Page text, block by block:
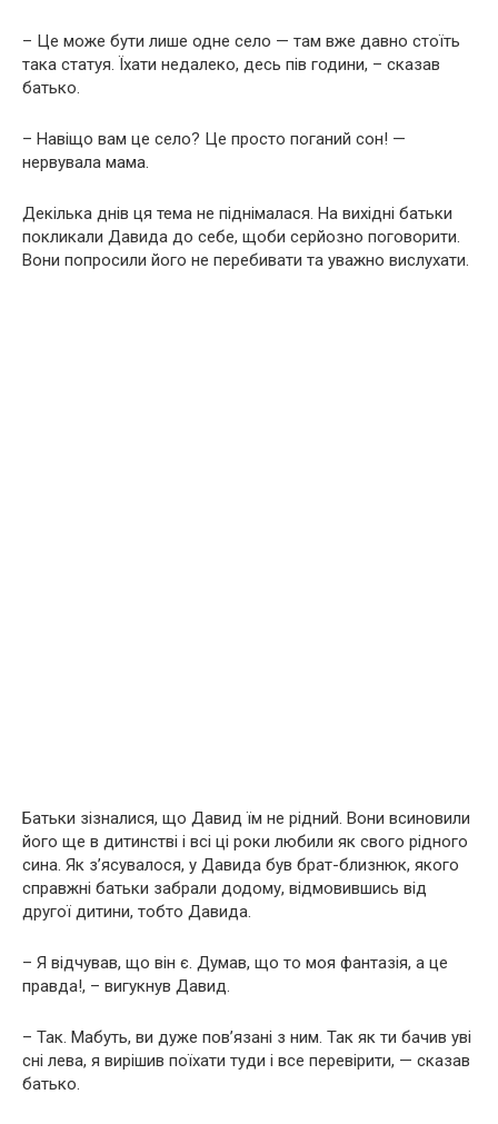
– Це може бути лише одне село — там вже давно стоїть
така статуя. Їхати недалеко, десь пів години, – сказав
батько.
– Навіщо вам це село? Це просто поганий сон! —
нервувала мама.
Декілька днів ця тема не піднімалася. На вихідні батьки
покликали Давида до себе, щоби серйозно поговорити.
Вони попросили його не перебивати та уважно вислухати.
Батьки зізналися, що Давид їм не рідний. Вони всиновили
його ще в дитинстві і всі ці роки любили як свого рідного
сина. Як з’ясувалося, у Давида був брат-близнюк, якого
справжні батьки забрали додому, відмовившись від
другої дитини, тобто Давида.
– Я відчував, що він є. Думав, що то моя фантазія, а це
правда!, – вигукнув Давид.
– Так. Мабуть, ви дуже пов’язані з ним. Так як ти бачив уві
сні лева, я вирішив поїхати туди і все перевірити, — сказав
батько.